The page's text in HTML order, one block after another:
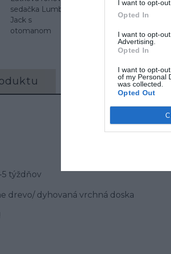
I want to opt-
Opted In
I want to opt-
Advertising.
Opted In
I want to opt-
of my Personal
was collected.
Opted Out
sedačka Lumber
Jack s
otomanom
Recenzie (0)
5 týždňov
drevo/ dyhovaná vrchná doska